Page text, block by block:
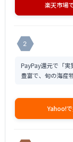
楽天市場
2
PayPay還元で「
豊富で、旬の海産
Yahoo!